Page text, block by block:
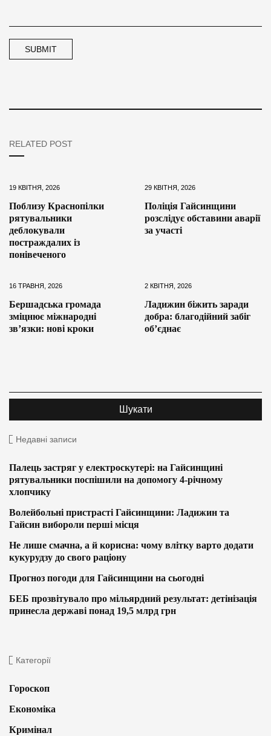
RELATED POST
19 КВІТНЯ, 2026
Поблизу Краснопілки
рятувальники
деблокували
постраждалих із
понівеченого
29 КВІТНЯ, 2026
Поліція Гайсинщини
розслідує обставини аварії
за участі
16 ТРАВНЯ, 2026
Бершадська громада
зміцнює міжнародні
зв’язки: нові кроки
2 КВІТНЯ, 2026
Ладижин біжить заради
добра: благодійний забіг
об’єднає
Недавні записи
Палець застряг у електроскутері: на Гайсинщині
рятувальники поспішили на допомогу 4-річному
хлопчику
Волейбольні пристрасті Гайсинщини: Ладижин та
Гайсин вибороли перші місця
Не лише смачна, а й корисна: чому влітку варто додати
кукурудзу до свого раціону
Прогноз погоди для Гайсинщини на сьогодні
БЕБ прозвітувало про мільярдний результат: детінізація
принесла державі понад 19,5 млрд грн
Категорії
Гороскоп
Економіка
Кримінал